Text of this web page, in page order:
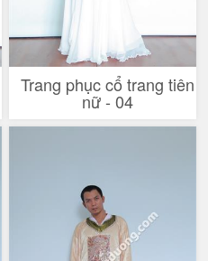
Trang phục cổ trang tiên
nữ - 04